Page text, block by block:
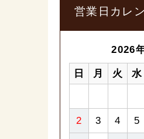
営業日カレ
2026
日 月 火 水
2 3 4 5